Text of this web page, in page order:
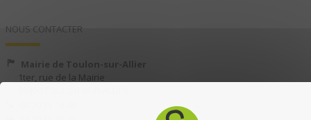
NOUS CONTACTER
Mairie de Toulon-sur-Allier
1ter, rue de la Mairie